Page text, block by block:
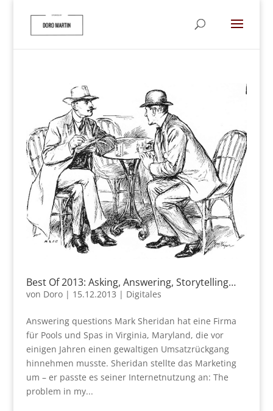
Best Of 2013: Asking, Answering, Storytelling…
von Doro| 15.12.2013 | Digitales
Answering questions Mark Sheridan hat eine Firma
für Pools und Spas in Virginia, Maryland, die vor
einigen Jahren einen gewaltigen Umsatzrückgang
hinnehmen musste. Sheridan stellte das Marketing
um – er passte es seiner Internetnutzung an: The
problem in my...